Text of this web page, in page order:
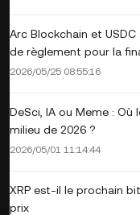
Arc Blockchain et
de règlement pour la
2026/05/25 08:55:16
DeSci, IA ou Meme :
milieu de 2026 ?
2026/05/01 11:14:44
XRP est-il le prochain
prix